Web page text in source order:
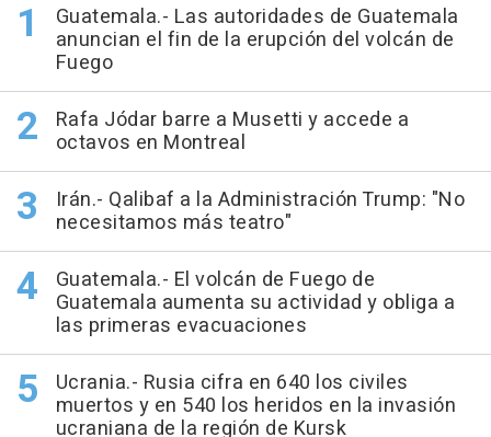
Guatemala.- Las autoridades de Guatemala
anuncian el fin de la erupción del volcán de
Fuego
Rafa Jódar barre a Musetti y accede a
octavos en Montreal
Irán.- Qalibaf a la Administración Trump: "No
necesitamos más teatro"
Guatemala.- El volcán de Fuego de
Guatemala aumenta su actividad y obliga a
las primeras evacuaciones
Ucrania.- Rusia cifra en 640 los civiles
muertos y en 540 los heridos en la invasión
ucraniana de la región de Kursk